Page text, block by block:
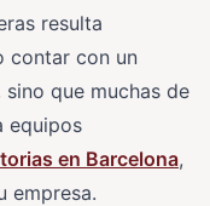
resulta
contar con un
que muchas de
equipos
en Barcelona,
empresa.